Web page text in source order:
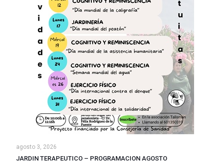
agosto 3, 2026
JARDIN TERAPEUTICO – PROGRAMACION AGOSTO